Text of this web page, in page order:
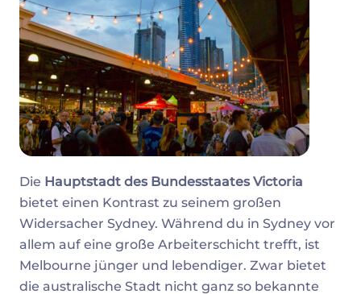
Die Hauptstadt des Bundesstaates Victoria
bietet einen Kontrast zu seinem großen
Widersacher Sydney. Während du in Sydney vor
allem auf eine große Arbeiterschicht trefft, ist
Melbourne jünger und lebendiger. Zwar bietet
die australische Stadt nicht ganz so bekannte